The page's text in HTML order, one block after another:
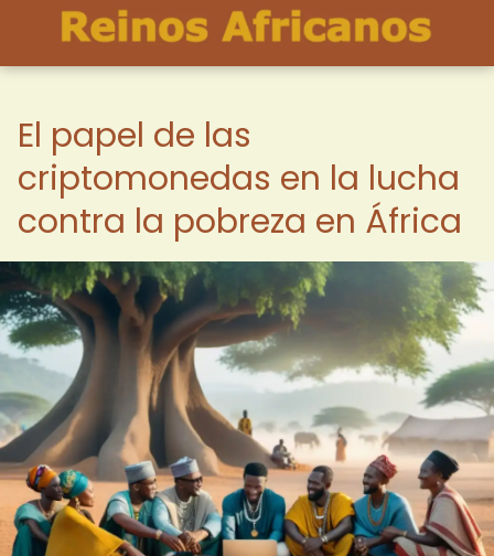
El papel de las
criptomonedas en la lucha
contra la pobreza en África